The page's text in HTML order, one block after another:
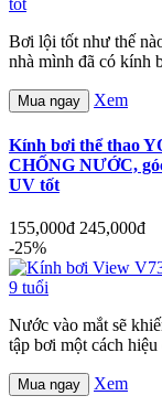
Bơi lội tốt như thế
nhà mình đã có kính
Mua ngay Xem
Kính bơi thể thao
CHỐNG NƯỚC,
UV tốt
155,000đ 245,000đ
-25%
Nước vào mắt sẽ
tập bơi một cách
Mua ngay Xem